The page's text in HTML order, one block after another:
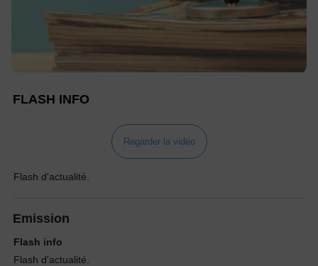
FLASH INFO
Regarder la vidéo
Flash d'actualité.
Emission
Flash info
Flash d'actualité.